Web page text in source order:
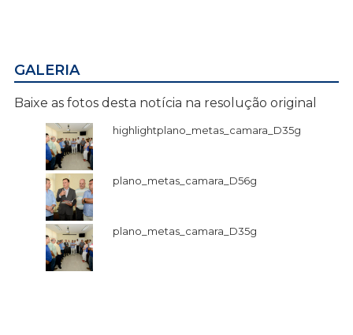
GALERIA
Baixe as fotos desta notícia na resolução original
highlightplano_metas_camara_D35g
plano_metas_camara_D56g
plano_metas_camara_D35g